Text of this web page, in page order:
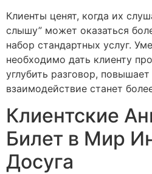
Клиенты ценят, когда их
слышу” может оказаться
набор стандартных услуг.
необходимо дать клиенту
углубить разговор,
взаимодействие станет
Клиентские
Билет в Мир
Досуга